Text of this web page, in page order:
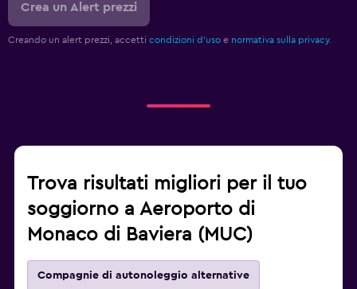
Crea un Alert prezzi
Creando un alert prezzi, accetti condizioni d'uso e normativa sulla privacy.
Trova risultati migliori per il tuo
soggiorno a Aeroporto di
Monaco di Baviera (MUC)
Compagnie di autonoleggio alternative